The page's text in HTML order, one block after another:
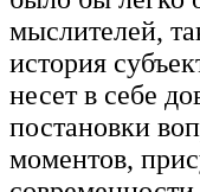
мыслителей,
история
несет в себе
постановки
моментов,